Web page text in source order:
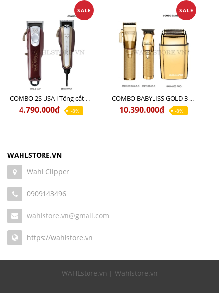
SALE
COMBO 2S USA l Tông cắt LEGEND USA CÓ DÂY 220V + Tông pin MAGIC CLIP
4.790.000₫ -8%
SALE
COMBO BABYLISS GOLD 3 cao cấp chính hãng
10.390.000₫ -8%
WAHLSTORE.VN
Wahl Clipper
0909143496
wahlstore.vn@gmail.com
https://wahlstore.vn
WAHLstore.vn | Wahlstore.vn